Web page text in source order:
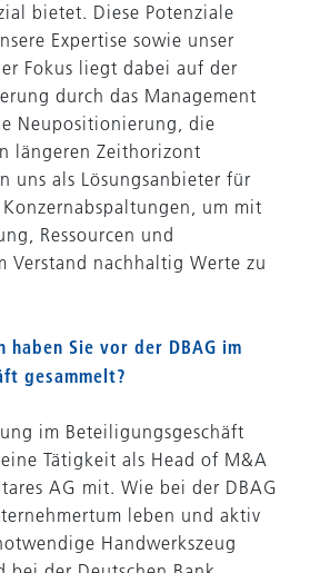
bietet. Diese Potenziale
Expertise sowie unser
Fokus liegt dabei auf der
durch das Management
Neupositionierung, die
längeren Zeithorizont
uns als Lösungsanbieter für
um mit
Ressourcen und
Verstand nachhaltig Werte zu
haben Sie vor der DBAG im
gesammelt?
im Beteiligungsgeschäft
Tätigkeit als Head of M&A
AG mit. Wie bei der DBAG
leben und aktiv
Handwerkszeug